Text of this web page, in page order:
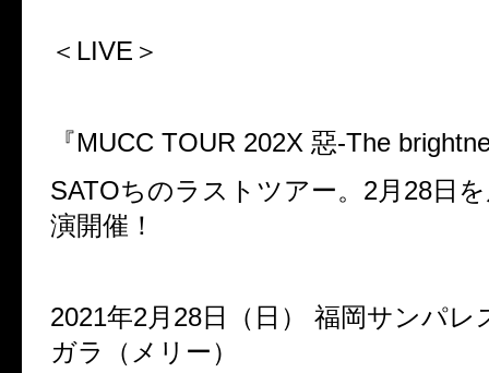
＜LIVE＞
『MUCC TOUR 202X 惡-The
SATOちのラストツアー。2月28日
演開催！
2021年2月28日（日） 福岡サンパ
ガラ（メリー）